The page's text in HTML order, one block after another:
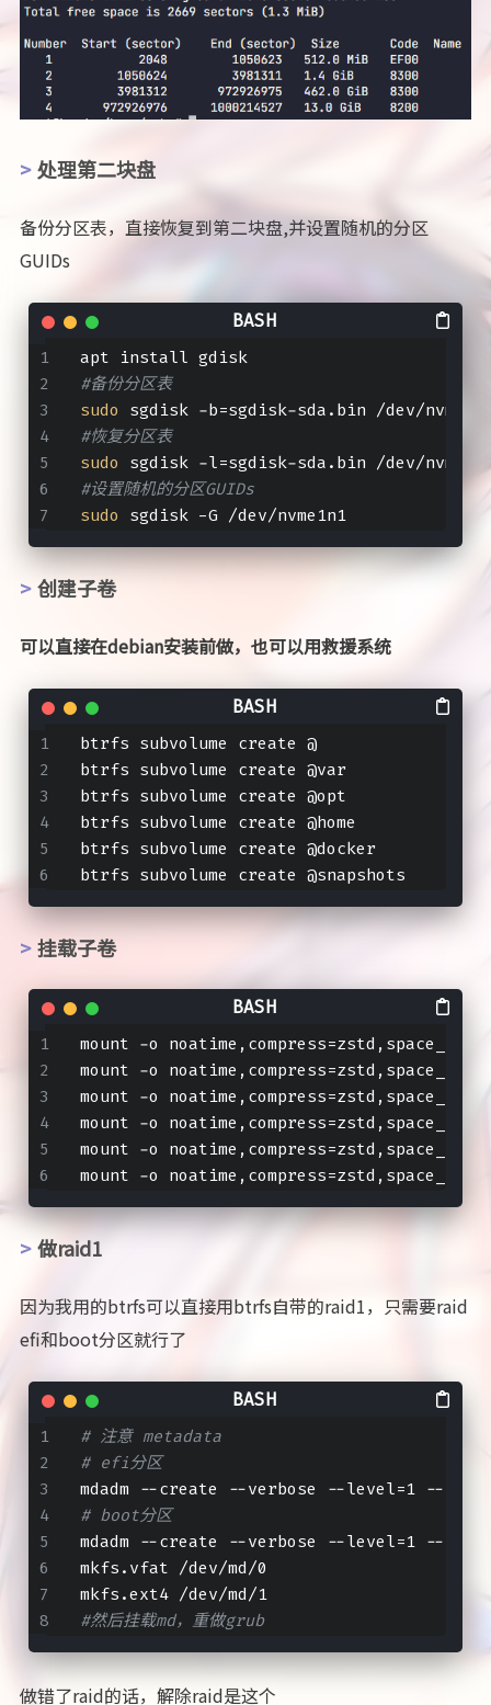
处理第二块盘
备份分区表，直接恢复到第二块盘,并设置随机的分区
GUIDs
apt install gdisk
#备份分区表
sudo sgdisk -b=sgdisk-sda.bin /dev/
#恢复分区表
sudo sgdisk -l=sgdisk-sda.bin /dev/
#设置随机的分区GUIDs
sudo sgdisk -G /dev/nvme1n1
创建子卷
可以直接在debian安装前做，也可以用救援系统
btrfs subvolume create @
btrfs subvolume create @var
btrfs subvolume create @opt
btrfs subvolume create @home
btrfs subvolume create @docker
btrfs subvolume create @snapshots
挂载子卷
mount -o
mount -o
mount -o
mount -o
mount -o
mount -o
做raid1
因为我用的btrfs可以直接用btrfs自带的raid1，只需要raid
efi和boot分区就行了
# 注意 metadata
# efi分区
mdadm --create --verbose --level=1 --raid-
# boot分区
mdadm --create --verbose --level=1 --raid-
mkfs.vfat /dev/md/0
mkfs.ext4 /dev/md/1
#然后挂载md，重做grub
做错了raid的话，解除raid是这个